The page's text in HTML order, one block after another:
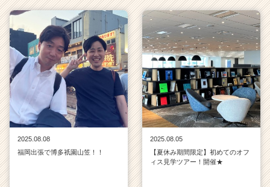
2025.08.08
福岡出張で博多祇園山笠！！
2025.08.05
【夏休み期間限定】初めてのオフ
ィス見学ツアー！開催★